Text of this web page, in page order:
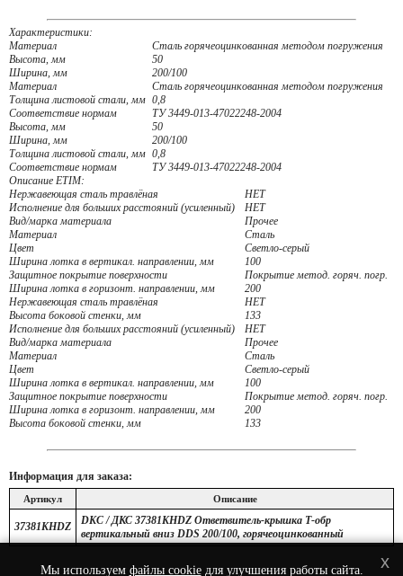
Мы используем файлы cookieдля улучшения работы сайта. x
Характеристики:
Материал
Сталь горячеоцинкованная методом погружения
Высота, мм
50
Ширина, мм
200/100
Материал
Сталь горячеоцинкованная методом погружения
Толщина листовой стали, мм 0,8
Соответствие нормам
ТУ 3449-013-47022248-2004
Высота, мм
50
Ширина, мм
200/100
Толщина листовой стали, мм 0,8
Соответствие нормам
ТУ 3449-013-47022248-2004
Описание ETIM:
Нержавеющая сталь травлёная
НЕТ
Исполнение для больших расстояний (усиленный)
НЕТ
Вид/марка материала
Прочее
Материал
Сталь
Цвет
Светло-серый
Ширина лотка в вертикал. направлении, мм
100
Защитное покрытие поверхности
Покрытие метод. горяч. погр.
Ширина лотка в горизонт. направлении, мм
200
Нержавеющая сталь травлёная
НЕТ
Высота боковой стенки, мм
133
Исполнение для больших расстояний (усиленный)
НЕТ
Вид/марка материала
Прочее
Материал
Сталь
Цвет
Светло-серый
Ширина лотка в вертикал. направлении, мм
100
Защитное покрытие поверхности
Покрытие метод. горяч. погр.
Ширина лотка в горизонт. направлении, мм
200
Высота боковой стенки, мм
133
Информация для заказа:
Артикул Описание
37381KHDZ
DKC / ДКС 37381KHDZ Ответвитель-крышка Т-обр
вертикальный вниз DDS 200/100, горячеоцинкованный